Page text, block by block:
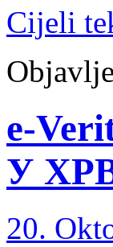
Cijeli
e-
У
20.